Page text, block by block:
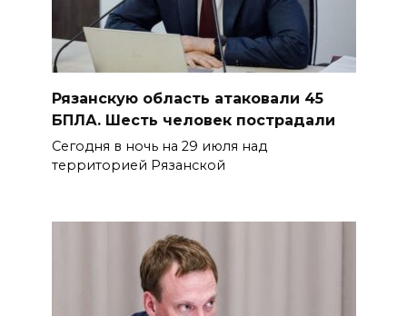
Рязанскую область атаковали 45
БПЛА. Шесть человек пострадали
Сегодня в ночь на 29 июля над
территорией Рязанской